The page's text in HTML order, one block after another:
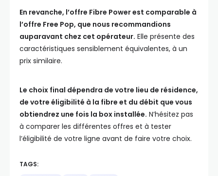
En revanche, l’offre Fibre Power est comparable à
l’offre Free Pop, que nous recommandions
auparavant chez cet opérateur. Elle présente des
caractéristiques sensiblement équivalentes, à un
prix similaire.
Le choix final dépendra de votre lieu de résidence,
de votre éligibilité à la fibre et du débit que vous
obtiendrez une fois la box installée. N’hésitez pas
à comparer les différentes offres et à tester
l’éligibilité de votre ligne avant de faire votre choix.
TAGS: